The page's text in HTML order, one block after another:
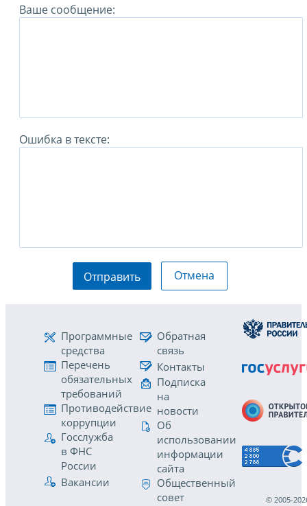
Ваше сообщение:
Ошибка в тексте:
Отправить Отмена
Программные
средства
Перечень
обязательных
требований
Противодействие
коррупции
Госслужба
в ФНС
России
Вакансии
Обратная
связь
Контакты
Подписка
на
новости
Об
использовании
информации
сайта
Общественный
совет
© 2005-